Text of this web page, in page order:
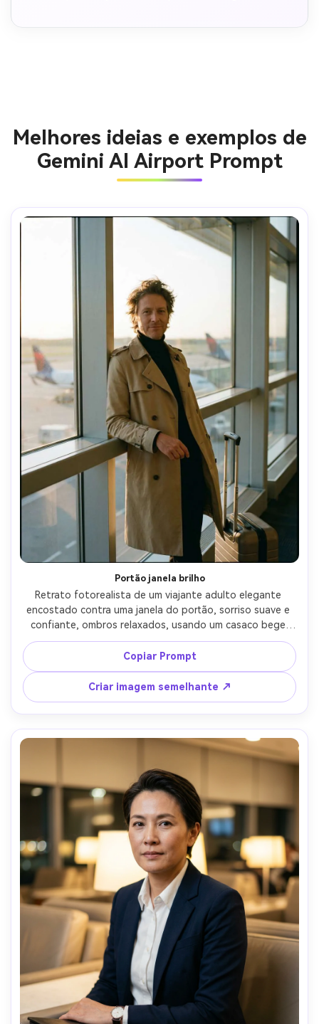
Melhores ideias e exemplos de
Gemini AI Airport Prompt
Portão janela brilho
Retrato fotorealista de um viajante adulto elegante
encostado contra uma janela do portão, sorriso suave e
confiante, ombros relaxados, usando um casaco bege
sobre uma gola turtleneck preta, bagagem de mão ao
lado deles, terminal do aeroporto moderno com pista
visível, luz da hora dourada derramando através do vidro,
luz sutil da borda no cabelo, Sony A7IV, 85mm f/1.4,
profundidade de campo rasa bokeh, enquadramento da
cintura para cima, ângulo baixo leve, humor
cinematográfico calmo, textura natural da pele, sombras
realistas, classificação de cores editoriais, foco ultra
Copiar Prompt
Criar imagem semelhante ↗